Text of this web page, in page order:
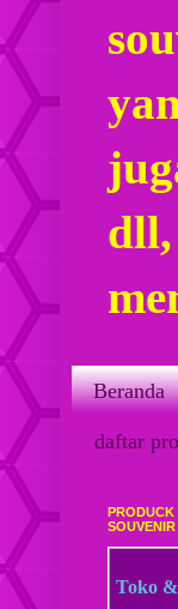
dll,
Beranda
daftar
PRODUCK
Toko